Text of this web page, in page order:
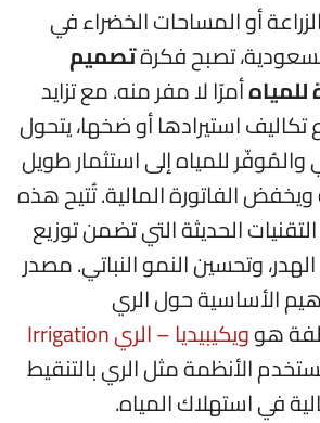
أو المساحات الخضراء في
تصبح فكرةتصميم
أمرًا لا مفر منه. مع تزايد
تكاليف استيرادها أو ضخها، يتحول
والمُوفّر للمياه إلى استثمار طويل
ويخفض الفاتورة المالية. تُتيح هذه
الحديثة التي تضمن توزيع
وتحسين النمو النباتي. مصدر
الأساسية حول الري
هوويكيبيديا – الري Irrigation
الأنظمة مثل الري بالتنقيط
في استهلاك المياه.